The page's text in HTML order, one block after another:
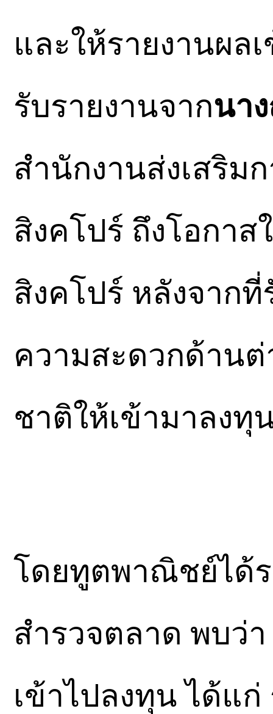
และให้รายงานผล
รับรายงานจากนา
สำนักงานส่งเสริม
สิงคโปร์ ถึงโอกา
สิงคโปร์ หลังจาก
ความสะดวกด้านต่
ชาติให้เข้ามาลงทุ
โดยทูตพาณิชย์ได้
สำรวจตลาด พบว่
เข้าไปลงทุน ได้แ